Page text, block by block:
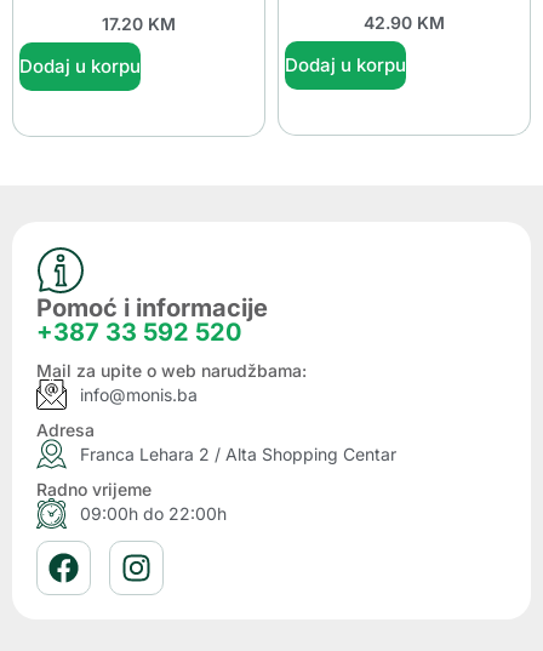
17.20 KM
Dodaj u korpu
42.90 KM
Dodaj u korpu
Pomoć i informacije
+387 33 592 520
Mail za upite o web narudžbama:
info@monis.ba
Adresa
Franca Lehara 2 / Alta Shopping Centar
Radno vrijeme
09:00h do 22:00h